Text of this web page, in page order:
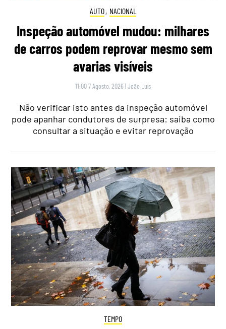
AUTO, NACIONAL
Inspeção automóvel mudou: milhares
de carros podem reprovar mesmo sem
avarias visíveis
11:00 7 Agosto, 2026 |João Luís
Não verificar isto antes da inspeção automóvel
pode apanhar condutores de surpresa: saiba como
consultar a situação e evitar reprovação
TEMPO